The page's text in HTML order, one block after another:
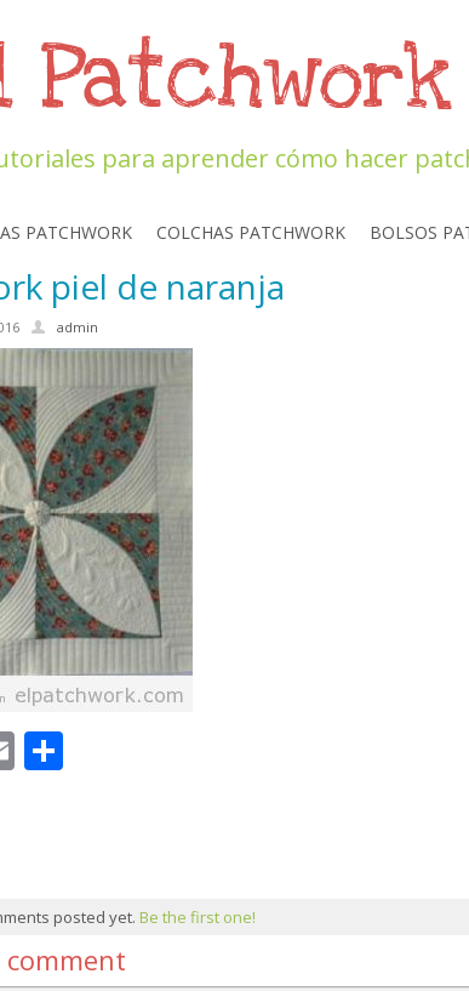
Patchwork
para aprender cómo hacer
PATCHWORK COLCHAS PATCHWORK BOLSOS
piel de naranja
admin
EmailCompartir
posted yet. Be the first one!
comment